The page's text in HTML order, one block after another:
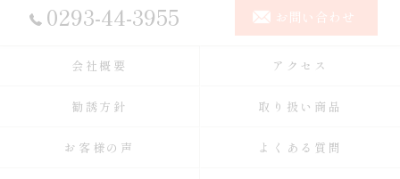
0293-44-3955 お問い合わせ
会社概要 アクセス
勧誘方針 取り扱い商品
お客様の声 よくある質問